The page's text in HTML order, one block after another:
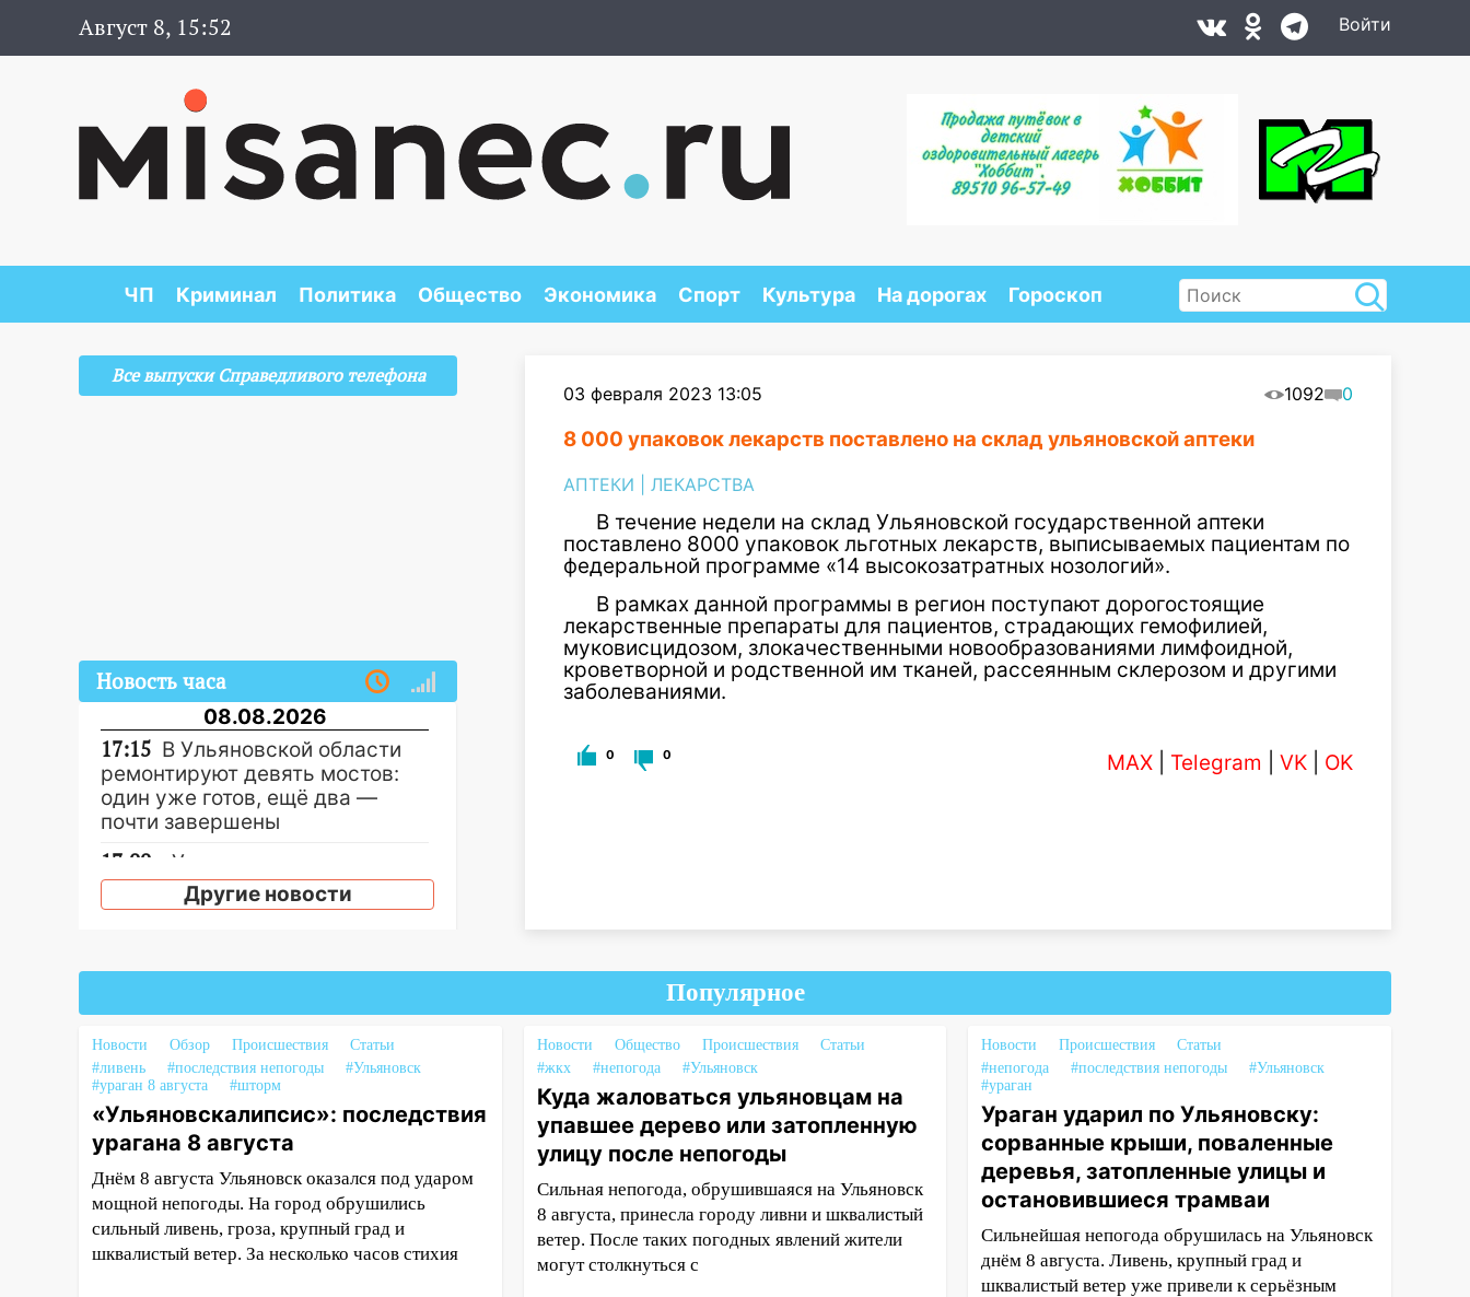
Август 8, 15:52 Войти
ЧП Криминал Политика Общество Экономика Спорт Культура На дорогах Гороскоп
03 февраля 2023 13:05 1092 0
8 000 упаковок лекарств поставлено на склад ульяновской аптеки
АПТЕКИ ЛЕКАРСТВА
В течение недели на склад Ульяновской государственной аптеки
поставлено 8000 упаковок льготных лекарств, выписываемых пациентам по
федеральной программе «14 высокозатратных нозологий».
В рамках данной программы в регион поступают дорогостоящие
лекарственные препараты для пациентов, страдающих гемофилией,
муковисцидозом, злокачественными новообразованиями лимфоидной,
кроветворной и родственной им тканей, рассеянным склерозом и другими
заболеваниями.
0 0 MAX Telegram VK OK
Все выпуски Справедливого телефона
Новость часа
08.08.2026
17:15 В Ульяновской области
ремонтируют девять мостов:
один уже готов, ещё два —
почти завершены
17:00
«Ульяновскалипсис»:
последствия урагана 8 августа
августа
16:34 Из-за мощной непогоды в
Ульяновске отменили
фестиваль «Наше время»
16:17 Мелекесский район
первым в Ульяновской области
намолотил более 100 тысяч
тонн зерна
15:17 В колледжи и техникумы
Ульяновской области подали
более 10 тысяч заявлений
Другие новости
Популярное
Новости Обзор Происшествия
Статьи
#ливень
#последствия непогоды
#Ульяновск
#ураган 8 августа
#шторм
«Ульяновскалипсис»: последствия
урагана 8 августа
Днём 8 августа Ульяновск оказался под ударом
мощной непогоды. На город обрушились
сильный ливень, гроза, крупный град и
шквалистый ветер. За несколько часов стихия
Новости Общество Происшествия
Статьи
#жкх
#непогода #Ульяновск
Куда жаловаться ульяновцам на
упавшее дерево или затопленную
улицу после непогоды
Сильная непогода, обрушившаяся на Ульяновск
8 августа, принесла городу ливни и шквалистый
ветер. После таких погодных явлений жители
могут столкнуться с
Новости Происшествия
Статьи
#непогода
#последствия непогоды
#Ульяновск
#ураган
Ураган ударил по Ульяновску:
сорванные крыши, поваленные
деревья, затопленные улицы и
остановившиеся трамваи
Сильнейшая непогода обрушилась на Ульяновск
днём 8 августа. Ливень, крупный град и
шквалистый ветер уже привели к серьёзным